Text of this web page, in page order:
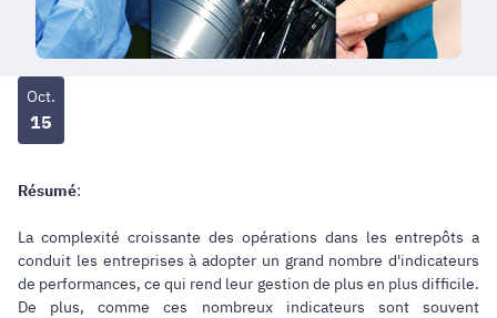
Oct.
15
Résumé:
La complexité croissante des opérations dans les entrepôts a
conduit les entreprises à adopter un grand nombre d'indicateurs
de performances, ce qui rend leur gestion de plus en plus difficile.
De plus, comme ces nombreux indicateurs sont souvent